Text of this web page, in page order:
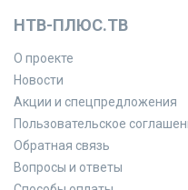
НТВ-ПЛЮС.ТВ
О проекте
Новости
Акции и спецпредложения
Пользовательское
Обратная связь
Вопросы и ответы